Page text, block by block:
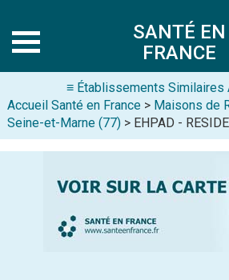
SANTÉ EN
FRANCE
≡ Établissements Similaires
Accueil Santé en France > Maisons de
Seine-et-Marne (77) > EHPAD -